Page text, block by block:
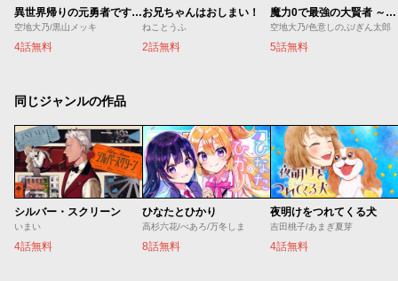
異世界帰りの元勇者ですが、デスゲームに巻き込まれました
空地大乃/黒山メッキ
4話無料
お兄ちゃんはおしまい！
ねことうふ
2話無料
魔力0で最強の大賢者 ～それは魔法ではない、物理だ！～
空地大乃/色意しのぶ/ぎん太郎
5話無料
同じジャンルの作品
シルバー・スクリーン
いまい
4話無料
ひなたとひかり
高杉六花/べあろ/万冬しま
8話無料
夜明けをつれてくる犬
吉田桃子/あまぎ夏芽
4話無料